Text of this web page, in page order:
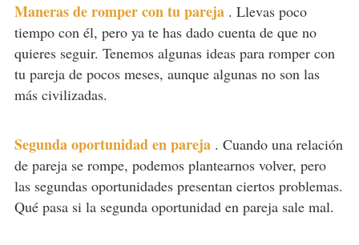
Maneras de romper con tu pareja . Llevas poco
tiempo con él, pero ya te has dado cuenta de que no
quieres seguir. Tenemos algunas ideas para romper con
tu pareja de pocos meses, aunque algunas no son las
más civilizadas.
Segunda oportunidad en pareja . Cuando una relación
de pareja se rompe, podemos plantearnos volver, pero
las segundas oportunidades presentan ciertos problemas.
Qué pasa si la segunda oportunidad en pareja sale mal.